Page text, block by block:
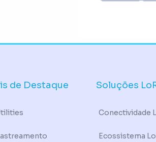
de Destaque Soluções
Conectividade
Ecossistema